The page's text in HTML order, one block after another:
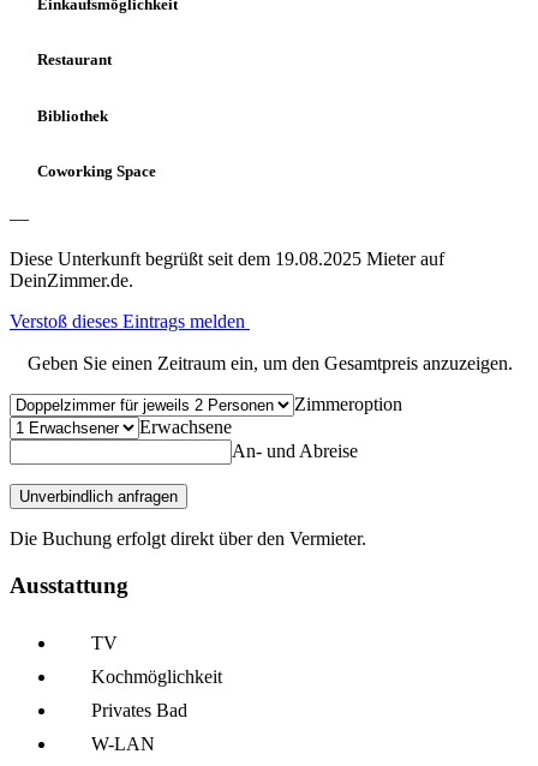
Einkaufsmöglichkeit
Restaurant
Bibliothek
Coworking Space
—
Diese Unterkunft begrüßt seit dem 19.08.2025 Mieter auf
DeinZimmer.de.
Verstoß dieses Eintrags melden
Geben Sie einen Zeitraum ein, um den Gesamtpreis anzuzeigen.
Zimmeroption
Erwachsene
An- und Abreise
Unverbindlich anfragen
Die Buchung erfolgt direkt über den Vermieter.
Ausstattung
TV
Kochmöglich­keit
Privates Bad
W-LAN